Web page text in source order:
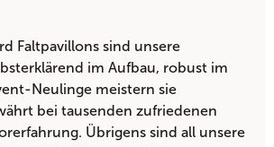
Faltpavillons sind unsere
im Aufbau, robust im
Neulinge meistern sie
bei tausenden zufriedenen
Übrigens sind all unsere